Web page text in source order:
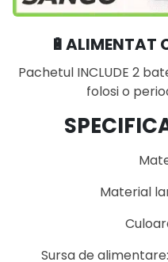
🔋ALIMENTAT
Pachetul INCLUDE 2
folosi o
Material
Sursa de